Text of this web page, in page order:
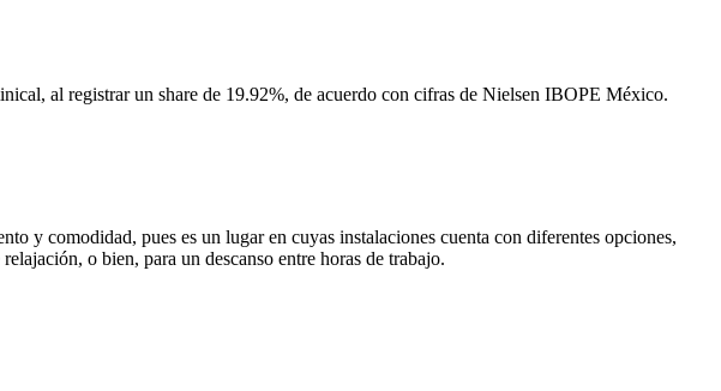
al registrar un share de 19.92%, de acuerdo con cifras de Nielsen IBOPE México.
y comodidad, pues es un lugar en cuyas instalaciones cuenta con diferentes opciones,
o bien, para un descanso entre horas de trabajo.